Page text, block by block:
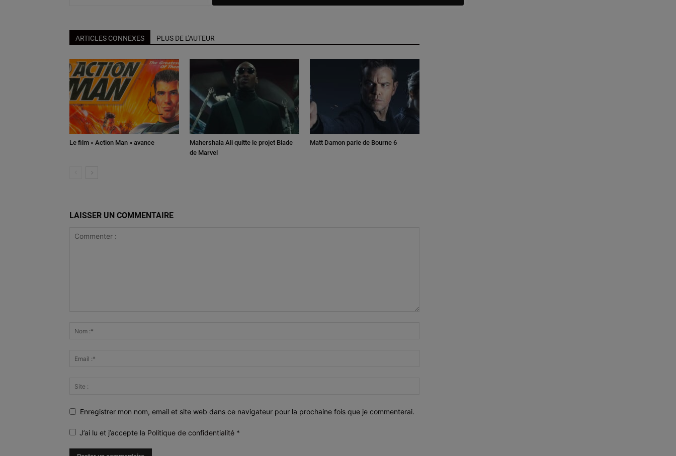
ARTICLES CONNEXES PLUS DE L'AUTEUR
Le film « Action Man » avance
Mahershala Ali quitte le projet Blade
de Marvel
Matt Damon parle de Bourne 6
LAISSER UN COMMENTAIRE
Enregistrer mon nom, email et site web dans ce navigateur pour la prochaine fois que je commenterai.
J’ai lu et j’accepte la Politique de confidentialité *